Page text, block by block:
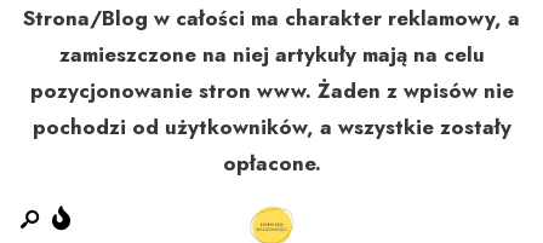
Strona/Blog w całości ma charakter reklamowy, a
zamieszczone na niej artykuły mają na celu
pozycjonowanie stron www. Żaden z wpisów nie
pochodzi od użytkowników, a wszystkie zostały
opłacone.